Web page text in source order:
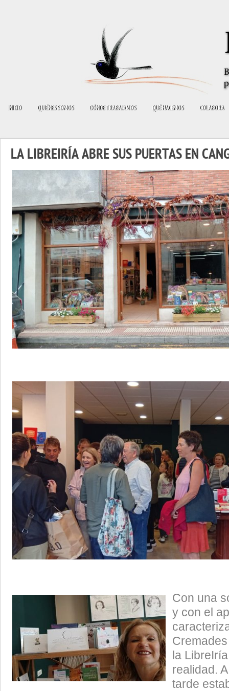
INICIO QUIÉNES SOMOS DÓNDE TRABAJAMOS QUÉ HACEMOS COLABORA
LA LIBREIRÍA ABRE SUS PUERTAS EN
Con una
y con el
la
realidad.
tarde